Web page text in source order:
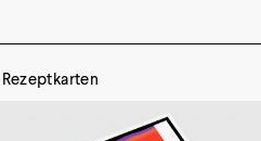
Rezeptkarten